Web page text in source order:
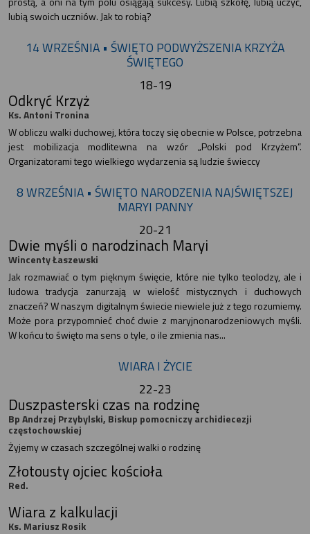
lubią swoich uczniów. Jak to robią?
14 WRZEŚNIA • ŚWIĘTO PODWYŻSZENIA KRZYŻA
ŚWIĘTEGO
18-19
Odkryć Krzyż
Ks. Antoni Tronina
W obliczu walki duchowej, która toczy się obecnie w Polsce, potrzebna
jest mobilizacja modlitewna na wzór „Polski pod Krzyżem”.
Organizatorami tego wielkiego wydarzenia są ludzie świeccy
8 WRZEŚNIA • ŚWIĘTO NARODZENIA NAJŚWIĘTSZEJ
MARYI PANNY
20-21
Dwie myśli o narodzinach Maryi
Wincenty Łaszewski
Jak rozmawiać o tym pięknym święcie, które nie tylko teolodzy, ale i
ludowa tradycja zanurzają w wielość mistycznych i duchowych
znaczeń? W naszym digitalnym świecie niewiele już z tego rozumiemy.
Może pora przypomnieć choć dwie z maryjnonarodzeniowych myśli.
W końcu to święto ma sens o tyle, o ile zmienia nas...
WIARA I ŻYCIE
22-23
Duszpasterski czas na rodzinę
Bp Andrzej Przybylski, Biskup pomocniczy archidiecezji
częstochowskiej
Żyjemy w czasach szczególnej walki o rodzinę
Złotousty ojciec kościoła
Red.
Wiara z kalkulacji
Ks. Mariusz Rosik